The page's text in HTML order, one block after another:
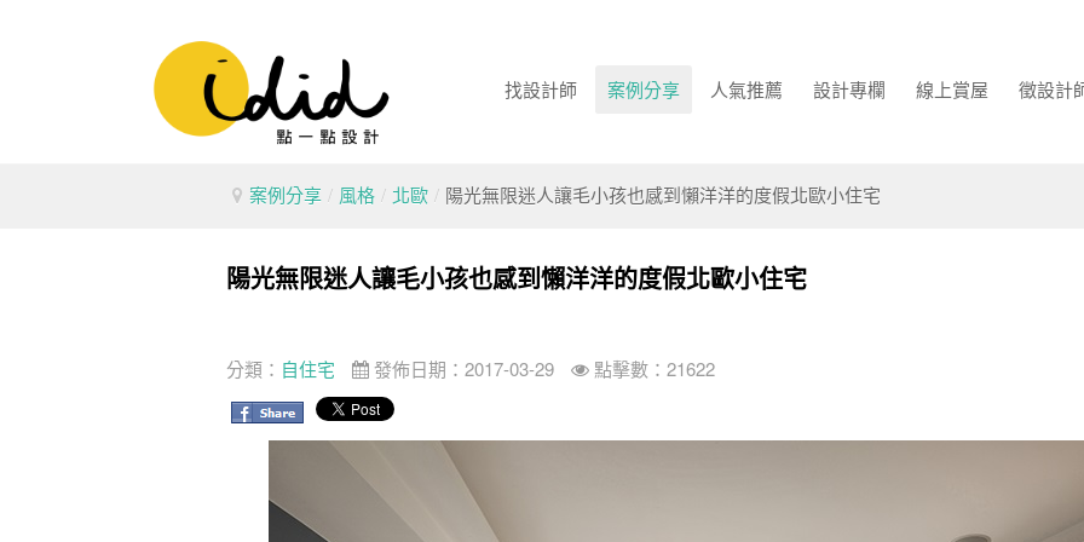
找設計師 案例分享 人氣推薦 設計專欄 線上賞屋 徵設計
案例分享 / 風格 / 北歐 / 陽光無限迷人讓毛小孩也感到懶洋洋的度假北歐小住宅
陽光無限迷人讓毛小孩也感到懶洋洋的度假北歐小住宅
分類： 自住宅 發佈日期：2017-03-29 點擊數：21622